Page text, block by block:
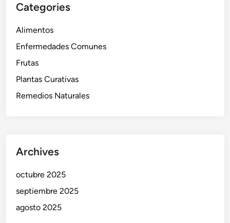
Categories
Alimentos
Enfermedades Comunes
Frutas
Plantas Curativas
Remedios Naturales
Archives
octubre 2025
septiembre 2025
agosto 2025